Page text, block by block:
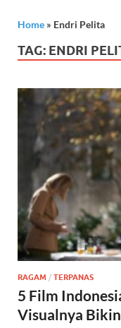
Home » Endri Pelita
TAG: ENDRI
RAGAM / TERPANAS
5 Film
Visualnya